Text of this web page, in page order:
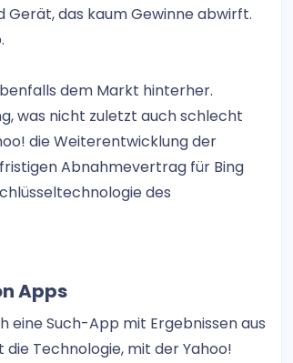
Gerät, das kaum Gewinne abwirft.
dem Markt hinterher.
was nicht zuletzt auch schlecht
die Weiterentwicklung der
Abnahmevertrag für Bing
des
Apps
eine Such-App mit Ergebnissen aus
die Technologie, mit der Yahoo!